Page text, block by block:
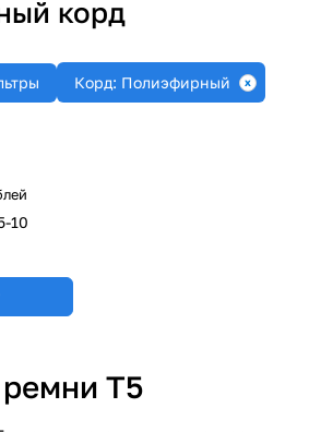
корд
Корд: Полиэфирный
10
Т5